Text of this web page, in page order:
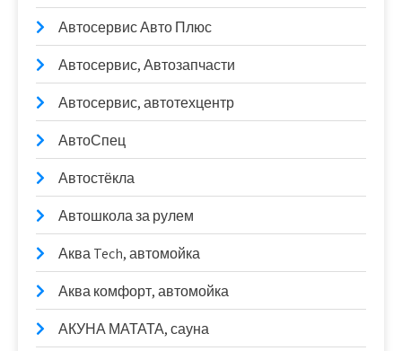
Автосервис Авто Плюс
Автосервис, Автозапчасти
Автосервис, автотехцентр
АвтоСпец
Автостёкла
Автошкола за рулем
Аква Tech, автомойка
Аква комфорт, автомойка
АКУНА МАТАТА, сауна